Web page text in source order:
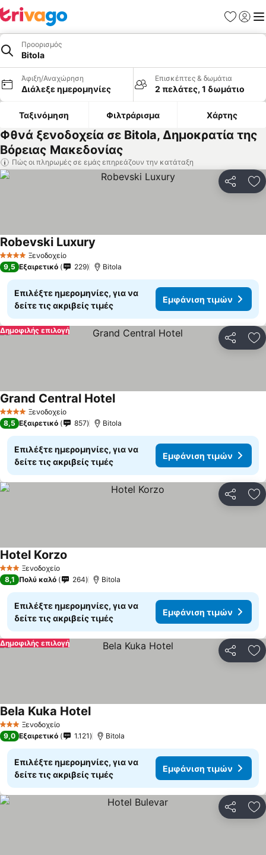
Προορισμός
Bitola
Άφιξη/Αναχώρηση
Διάλεξε ημερομηνίες
Επισκέπτες & δωμάτια
2 πελάτες, 1 δωμάτιο
Ταξινόμηση Φιλτράρισμα Χάρτης
Φθνά ξενοδοχεία σε Bitola, Δημοκρατία της
Βόρειας Μακεδονίας
Πώς οι πληρωμές σε εμάς επηρεάζουν την κατάταξη
4 ΑστέριαΞενοδοχείο
Robevski Luxury
9,5 Εξαιρετικό 229 Bitola
Επιλέξτε ημερομηνίες, για να
δείτε τις ακριβείς τιμές
Εμφάνιση τιμών
Δημοφιλής επιλογή
4 ΑστέριαΞενοδοχείο
Grand Central Hotel
8,5 Εξαιρετικό 857 Bitola
Επιλέξτε ημερομηνίες, για να
δείτε τις ακριβείς τιμές
Εμφάνιση τιμών
3 ΑστέριαΞενοδοχείο
Hotel Korzo
8,1 Πολύ καλό 264 Bitola
Επιλέξτε ημερομηνίες, για να
δείτε τις ακριβείς τιμές
Εμφάνιση τιμών
Δημοφιλής επιλογή
3 ΑστέριαΞενοδοχείο
Bela Kuka Hotel
9,0 Εξαιρετικό 1.121 Bitola
Επιλέξτε ημερομηνίες, για να
δείτε τις ακριβείς τιμές
Εμφάνιση τιμών